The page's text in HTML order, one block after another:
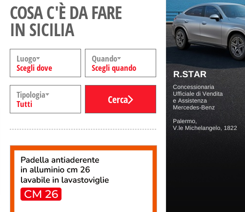
COSA C'È DA FARE
IN SICILIA
Luogo
Scegli dove
Quando
Scegli quando
Tipologia
Tutti
Cerca